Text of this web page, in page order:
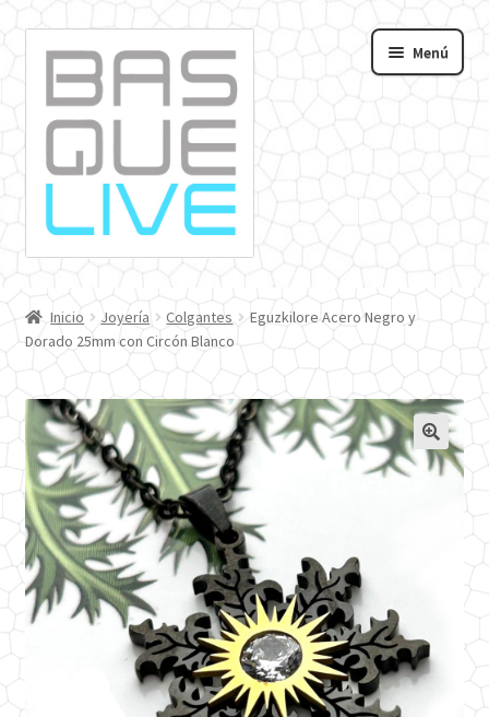
navegación
contenido
Menú
Inicio Joyería Colgantes
Eguzkilore Acero Negro y
Dorado 25mm con Circón Blanco
🔍